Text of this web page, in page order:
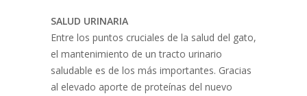
SALUD URINARIA
Entre los puntos cruciales de la salud del gato,
el mantenimiento de un tracto urinario
saludable es de los más importantes. Gracias
al elevado aporte de proteínas del nuevo